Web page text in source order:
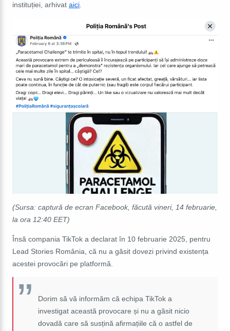
instituției, arhivat aici
(Sursa: captură de ecran Facebook, făcută vineri, 14 februarie,
la ora 12:40 EET)
Însă compania TikTok a declarat în 10 februarie 2025, pentru
Lead Stories România, că nu a găsit dovezi privind existența
acestei provocări pe platformă.
Dorim să vă informăm că echipa TikTok a
investigat această provocare și nu a găsit nicio
dovadă care să susțină afirmațiile că o astfel de